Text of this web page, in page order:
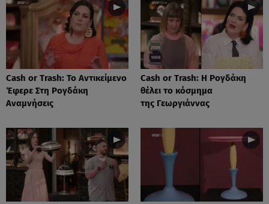
Cash or Trash: Το Αντικείμενο
Έφερε Στη Ρογδάκη
Αναμνήσεις
Cash or Trash: Η Ρογδάκη
θέλει το κόσμημα
της Γεωργιάννας